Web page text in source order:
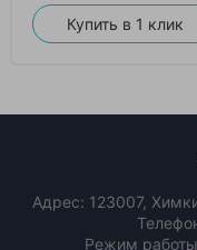
Купить в 1 клик
Адрес: 123007,
Режим